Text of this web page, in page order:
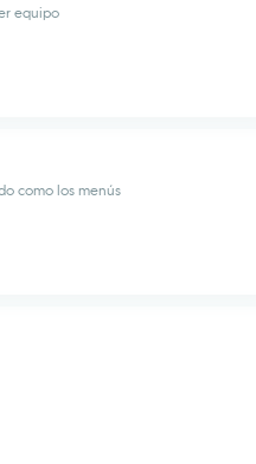
equipo
como los menús